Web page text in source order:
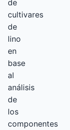
de
cultivares
de
lino
en
base
al
análisis
de
los
componentes